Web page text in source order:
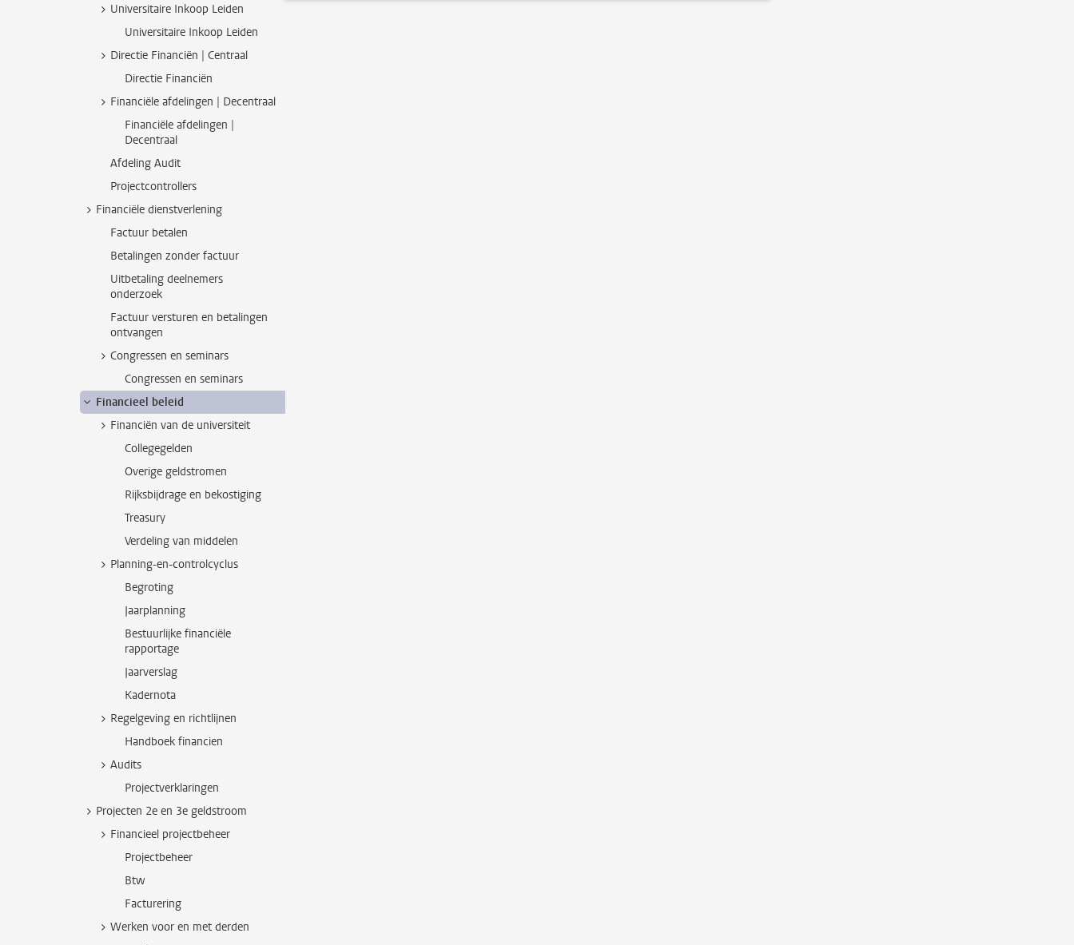
Universitaire Inkoop Leiden
Universitaire Inkoop Leiden
Directie Financiën | Centraal
Directie Financiën
Financiële afdelingen | Decentraal
Financiële afdelingen |
Decentraal
Afdeling Audit
Projectcontrollers
Financiële dienstverlening
Factuur betalen
Betalingen zonder factuur
Uitbetaling deelnemers
onderzoek
Factuur versturen en betalingen
ontvangen
Congressen en seminars
Congressen en seminars
Financieel beleid
Financiën van de universiteit
Collegegelden
Overige geldstromen
Rijksbijdrage en bekostiging
Treasury
Verdeling van middelen
Planning-en-controlcyclus
Begroting
Jaarplanning
Bestuurlijke financiële
rapportage
Jaarverslag
Kadernota
Regelgeving en richtlijnen
Handboek financien
Audits
Projectverklaringen
Projecten 2e en 3e geldstroom
Financieel projectbeheer
Projectbeheer
Btw
Facturering
Werken voor en met derden